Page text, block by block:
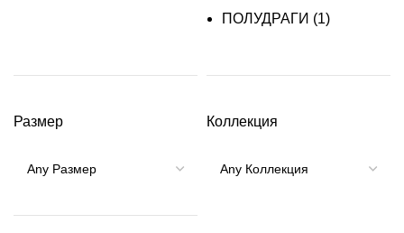
ПОЛУДРАГИ (1)
Размер Коллекция